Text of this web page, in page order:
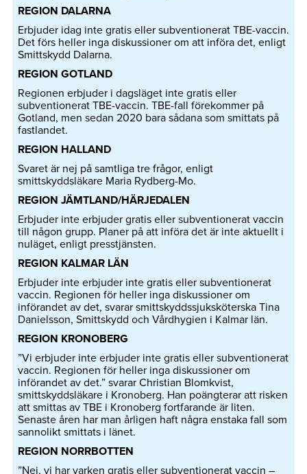
REGION DALARNA
Erbjuder idag inte gratis eller subventionerat TBE-vaccin.
Det förs heller inga diskussioner om att införa det, enligt
Smittskydd Dalarna.
REGION GOTLAND
Regionen erbjuder i dagsläget inte gratis eller
subventionerat TBE-vaccin. TBE-fall förekommer på
Gotland, men sedan 2020 bara sådana som smittats på
fastlandet.
REGION HALLAND
Svaret är nej på samtliga tre frågor, enligt
smittskyddsläkare Maria Rydberg-Mo.
REGION JÄMTLAND/HÄRJEDALEN
Erbjuder inte erbjuder gratis eller subventionerat vaccin
till någon grupp. Planer på att införa det är inte aktuellt i
nuläget, enligt presstjänsten.
REGION KALMAR LÄN
Erbjuder inte erbjuder inte gratis eller subventionerat
vaccin. Regionen för heller inga diskussioner om
införandet av det, svarar smittskyddssjuksköterska Tina
Danielsson, Smittskydd och Vårdhygien i Kalmar län.
REGION KRONOBERG
”Vi erbjuder inte erbjuder inte gratis eller subventionerat
vaccin. Regionen för heller inga diskussioner om
införandet av det.” svarar Christian Blomkvist,
smittskyddsläkare i Kronoberg. Han poängterar att risken
att smittas av TBE i Kronoberg fortfarande är liten.
Senaste åren har man årligen haft några enstaka fall som
sannolikt smittats i länet.
REGION NORRBOTTEN
”Nej, vi har varken gratis eller subventionerat vaccin –